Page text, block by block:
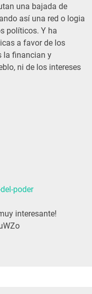
una bajada de
así una red o logia
políticos. Y ha
a favor de los
la financian y
ni de los intereses
poder
interesante!